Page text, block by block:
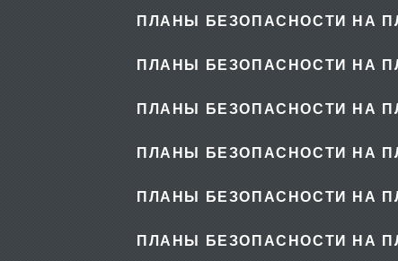
ПЛАНЫ БЕЗОПАСНОСТИ НА
ПЛАНЫ БЕЗОПАСНОСТИ НА
ПЛАНЫ БЕЗОПАСНОСТИ НА
ПЛАНЫ БЕЗОПАСНОСТИ НА
ПЛАНЫ БЕЗОПАСНОСТИ НА
ПЛАНЫ БЕЗОПАСНОСТИ НА